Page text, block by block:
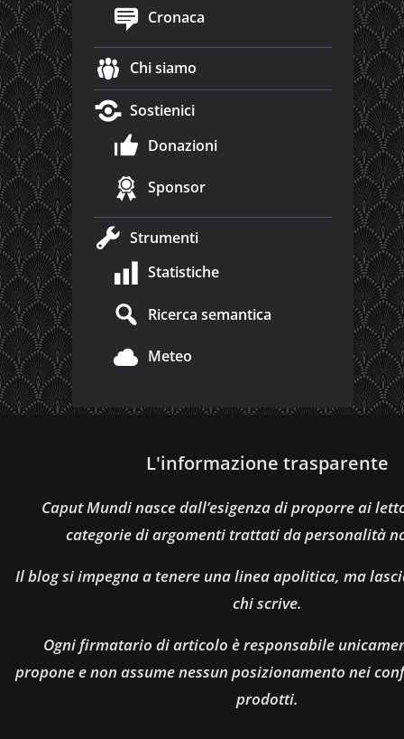
Cronaca
Chi siamo
Sostienici
Donazioni
Sponsor
Strumenti
Statistiche
Ricerca semantica
Meteo
L'informazione trasparente
Caput Mundi nasce dall’esigenza di proporre ai
categorie di argomenti trattati da personalità
Il blog si impegna a tenere una linea apolitica, ma
chi scrive.
Ogni firmatario di articolo è responsabile
propone e non assume nessun posizionamento nei
prodotti.